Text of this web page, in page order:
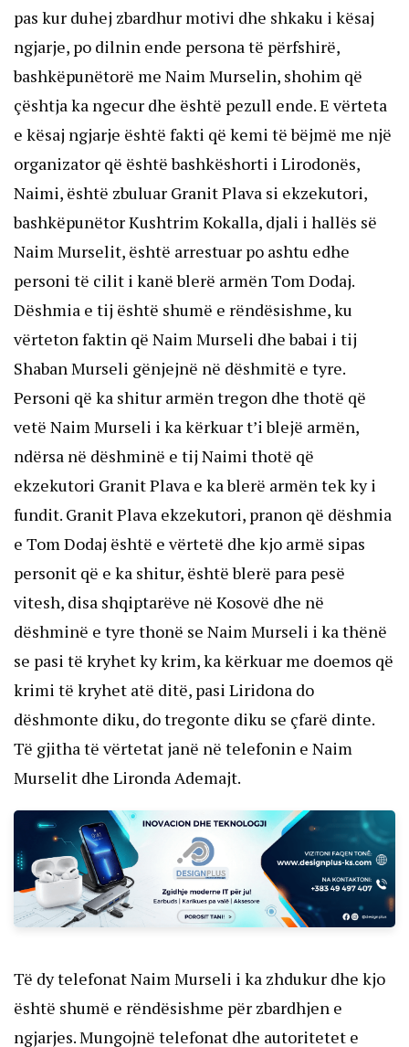
pas kur duhej zbardhur motivi dhe shkaku i kësaj
ngjarje, po dilnin ende persona të përfshirë,
bashkëpunëtorë me Naim Murselin, shohim që
çështja ka ngecur dhe është pezull ende. E vërteta
e kësaj ngjarje është fakti që kemi të bëjmë me një
organizator që është bashkëshorti i Lirodonës,
Naimi, është zbuluar Granit Plava si ekzekutori,
bashkëpunëtor Kushtrim Kokalla, djali i hallës së
Naim Murselit, është arrestuar po ashtu edhe
personi të cilit i kanë blerë armën Tom Dodaj.
Dëshmia e tij është shumë e rëndësishme, ku
vërteton faktin që Naim Murseli dhe babai i tij
Shaban Murseli gënjejnë në dëshmitë e tyre.
Personi që ka shitur armën tregon dhe thotë që
vetë Naim Murseli i ka kërkuar t’i blejë armën,
ndërsa në dëshminë e tij Naimi thotë që
ekzekutori Granit Plava e ka blerë armën tek ky i
fundit. Granit Plava ekzekutori, pranon që dëshmia
e Tom Dodaj është e vërtetë dhe kjo armë sipas
personit që e ka shitur, është blerë para pesë
vitesh, disa shqiptarëve në Kosovë dhe në
dëshminë e tyre thonë se Naim Murseli i ka thënë
se pasi të kryhet ky krim, ka kërkuar me doemos që
krimi të kryhet atë ditë, pasi Liridona do
dëshmonte diku, do tregonte diku se çfarë dinte.
Të gjitha të vërtetat janë në telefonin e Naim
Murselit dhe Lironda Ademajt.
Të dy telefonat Naim Murseli i ka zhdukur dhe kjo
është shumë e rëndësishme për zbardhjen e
ngjarjes. Mungojnë telefonat dhe autoritetet e